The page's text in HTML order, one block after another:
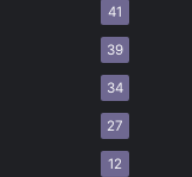
41
39
34
27
12